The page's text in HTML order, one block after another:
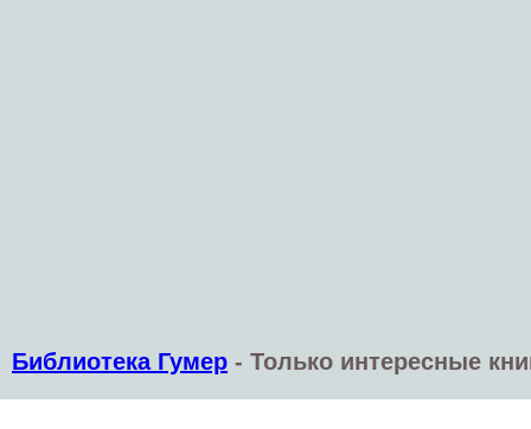
Библиотека Гумер - Только интересные